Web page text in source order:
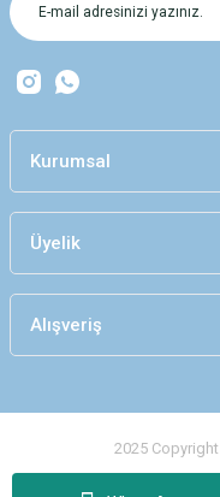
Ürün bilgilerinde hatalar
Bu ürüne benzer farklı
Kurumsal
Üyelik
Alışveriş
2025 Copyright